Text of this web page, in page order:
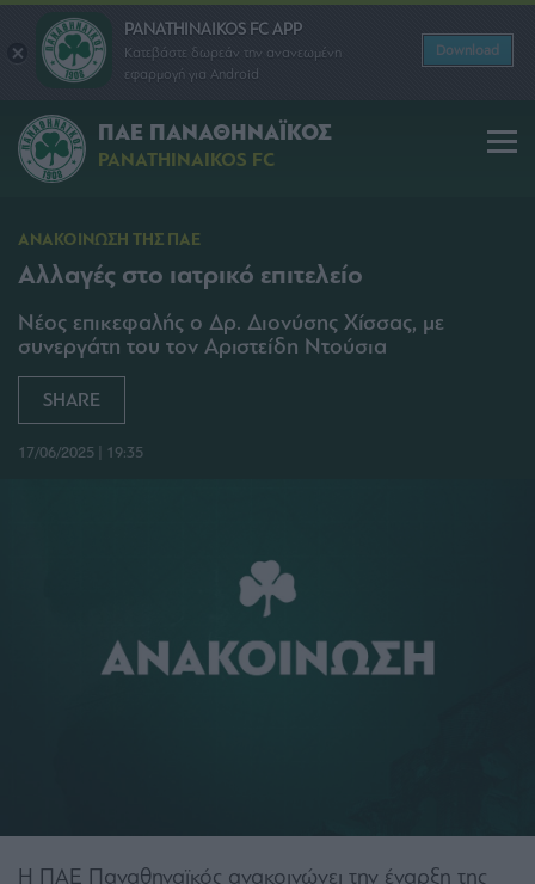
PANATHINAIKOS FC APP
Κατεβάστε δωρεάν την ανανεωμένη
εφαρμογή για Android
Download
ΠΑΕ ΠΑΝΑΘΗΝΑΪΚΟΣ
PANATHINAIKOS FC
ΑΝΑΚΟΙΝΩΣΗ ΤΗΣ ΠΑΕ
Αλλαγές στο ιατρικό επιτελείο
Νέος επικεφαλής ο Δρ. Διονύσης Χίσσας, με
συνεργάτη του τον Αριστείδη Ντούσια
SHARE
17/06/2025 | 19:35
Η ΠΑΕ Παναθηναϊκός ανακοινώνει την έναρξη της